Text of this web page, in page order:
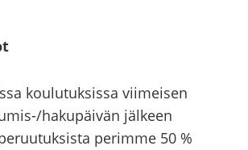
koulutuksissa viimeisen
hakupäivän jälkeen
perimme 50 %